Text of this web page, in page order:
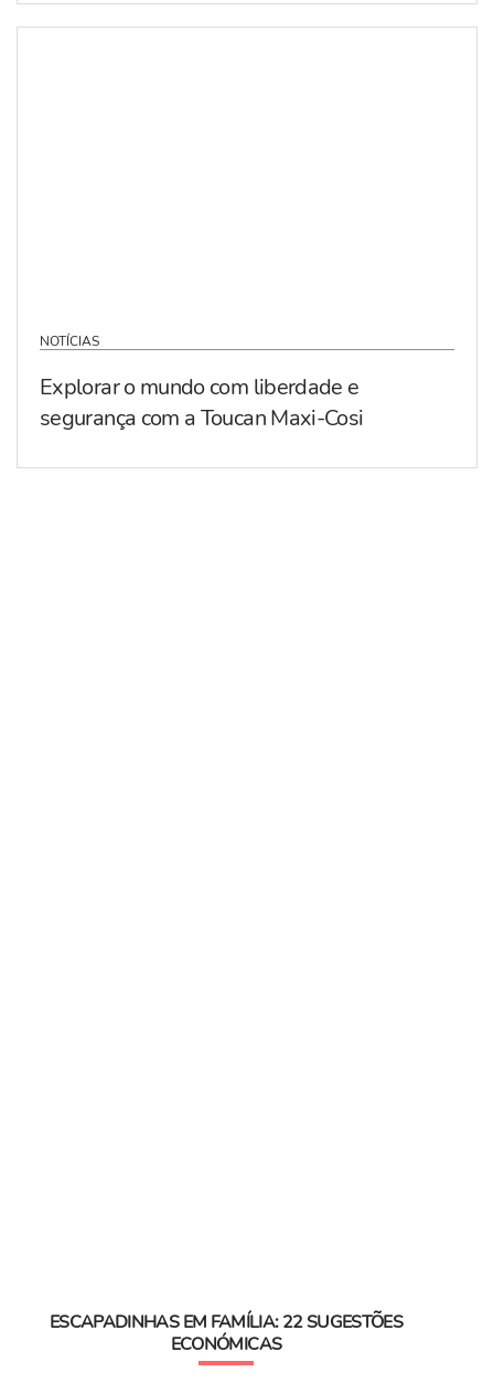
NOTÍCIAS
Explorar o mundo com liberdade e
segurança com a Toucan Maxi-Cosi
ESCAPADINHAS EM FAMÍLIA: 22 SUGESTÕES
ECONÓMICAS